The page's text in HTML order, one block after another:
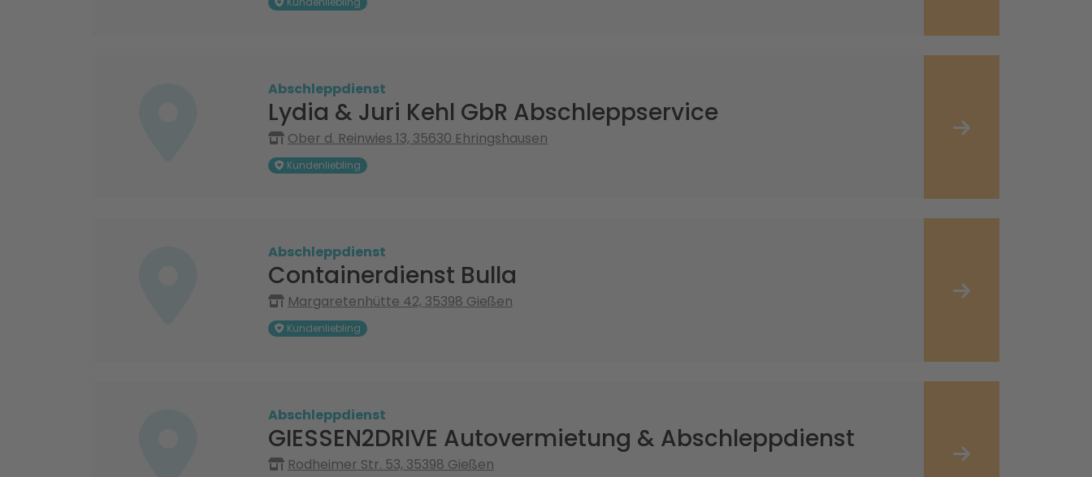
Abschleppdienst
Lydia & Juri Kehl GbR Abschleppservice
Ober d. Reinwies 13, 35630 Ehringshausen
Kundenliebling
Abschleppdienst
Containerdienst Bulla
Margaretenhütte 42, 35398 Gießen
Kundenliebling
Abschleppdienst
GIESSEN2DRIVE Autovermietung & Abschleppdienst
Rodheimer Str. 53, 35398 Gießen